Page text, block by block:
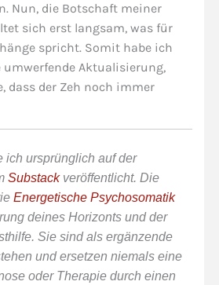
Nun, die Botschaft meiner
sich erst langsam, was für
spricht. Somit habe ich
Aktualisierung,
dass der Zeh noch immer
ich ursprünglich auf der
Substackveröffentlicht. Die
Energetische Psychosomatik
deines Horizonts und der
Sie sind als ergänzende
und ersetzen niemals eine
oder Therapie durch einen